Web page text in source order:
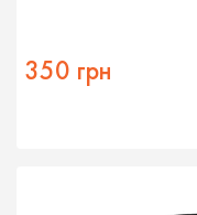
350 грн